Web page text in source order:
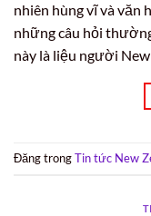
nhiên hùng vĩ và văn
những câu hỏi
này là liệu người
Đăng trongTin tức New